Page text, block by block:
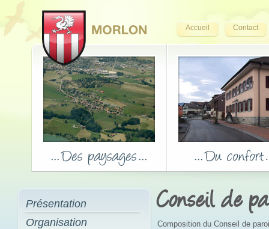
Accueil Contact
Présentation
Organisation
Conseil de
Composition du Conseil de